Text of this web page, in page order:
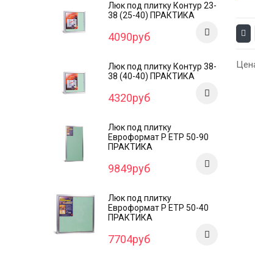
Люк под плитку Контур 23-
38 (25-40) ПРАКТИКА
4090руб
Люк под плитку Контур 38-
38 (40-40) ПРАКТИКА
4320руб
Люк под плитку
Евроформат Р ЕТР 50-90
ПРАКТИКА
9849руб
Люк под плитку
Евроформат Р ЕТР 50-40
ПРАКТИКА
7704руб